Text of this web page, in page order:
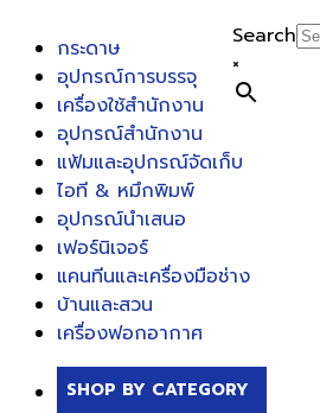
Search
×
กระดาษ
อุปกรณ์การบรรจุ
เครื่องใช้สำนักงาน
อุปกรณ์สำนักงาน
แฟ้มและอุปกรณ์จัดเก็บ
ไอที & หมึกพิมพ์
อุปกรณ์นำเสนอ
เฟอร์นิเจอร์
แคนทีนและเครื่องมือช่าง
บ้านและสวน
เครื่องฟอกอากาศ
SHOP BY CATEGORY